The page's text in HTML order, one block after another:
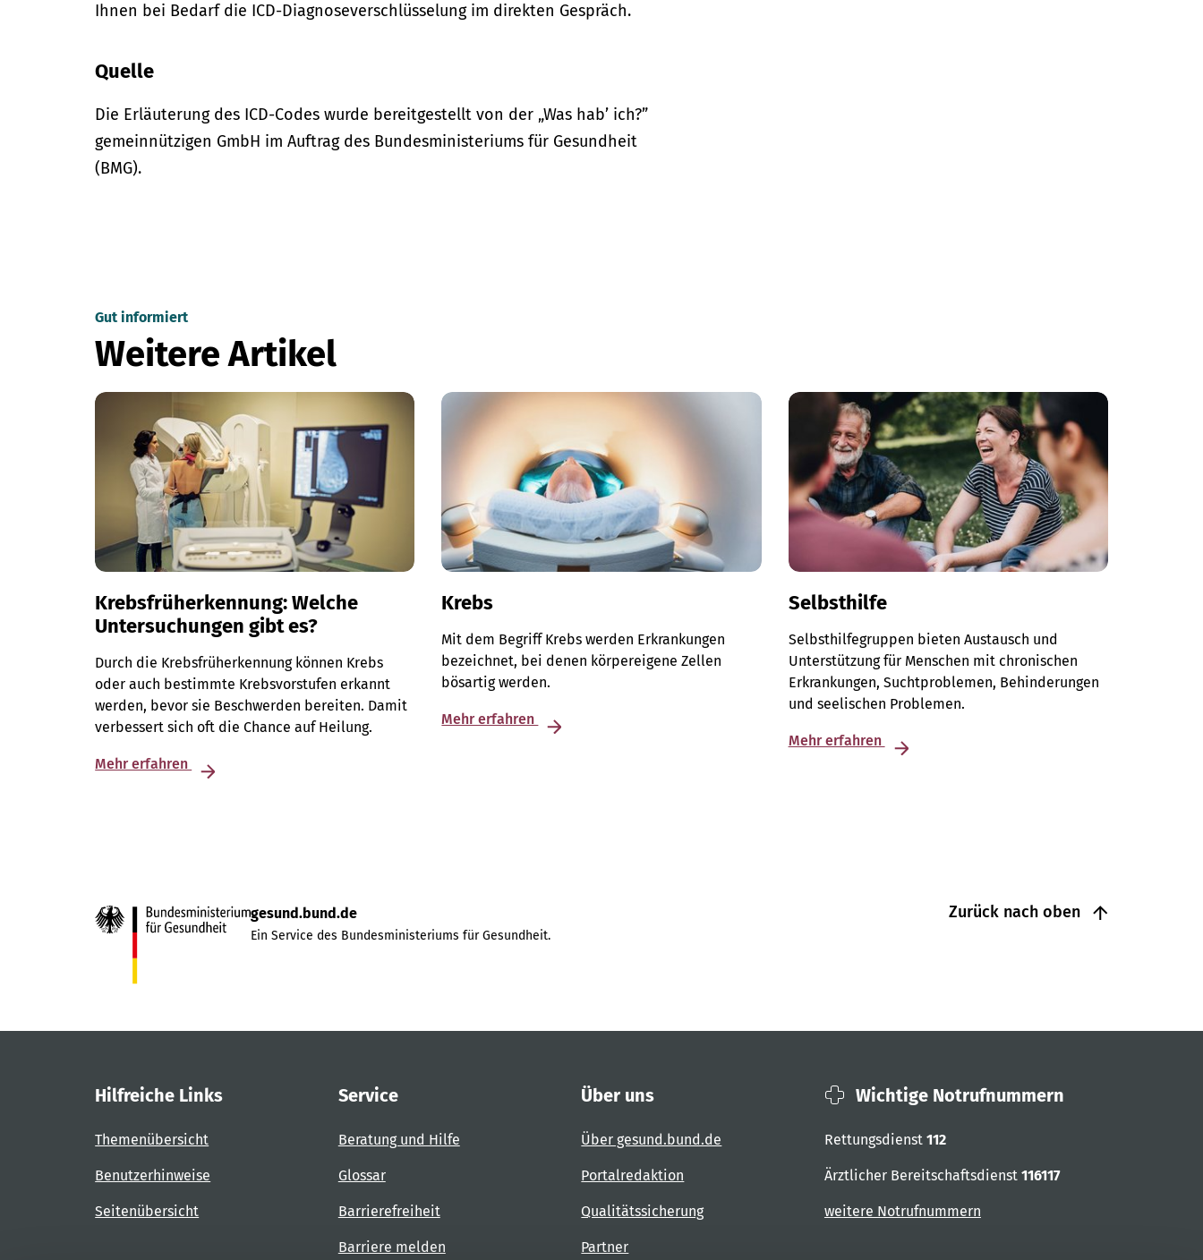
Ihnen bei Bedarf die ICD-Diagnoseverschlüsselung im direkten Gespräch.
Quelle
Die Erläuterung des ICD-Codes wurde bereitgestellt von der „Was hab’ ich?”
gemeinnützigen GmbH im Auftrag des Bundesministeriums für Gesundheit
(BMG).
Gut informiert
Weitere Artikel
Krebsfrüherkennung: Welche
Untersuchungen gibt es?
Durch die Krebsfrüherkennung können Krebs
oder auch bestimmte Krebsvorstufen erkannt
werden, bevor sie Beschwerden bereiten. Damit
verbessert sich oft die Chance auf Heilung.
Mehr erfahren
Krebs
Mit dem Begriff Krebs werden Erkrankungen
bezeichnet, bei denen körpereigene Zellen
bösartig werden.
Mehr erfahren
Selbsthilfe
Selbsthilfegruppen bieten Austausch und
Unterstützung für Menschen mit chronischen
Erkrankungen, Suchtproblemen, Behinderungen
und seelischen Problemen.
Mehr erfahren
Zurück nach oben
gesund.bund.de
Ein Service des Bundesministeriums für Gesundheit.
Hilfreiche Links
Themenübersicht
Benutzerhinweise
Seitenübersicht
Service
Beratung und Hilfe
Glossar
Barrierefreiheit
Barriere melden
Über uns
Über gesund.bund.de
Portalredaktion
Qualitätssicherung
Partner
Wichtige Notrufnummern
Rettungsdienst 112
Ärztlicher Bereitschaftsdienst 116117
weitere Notrufnummern